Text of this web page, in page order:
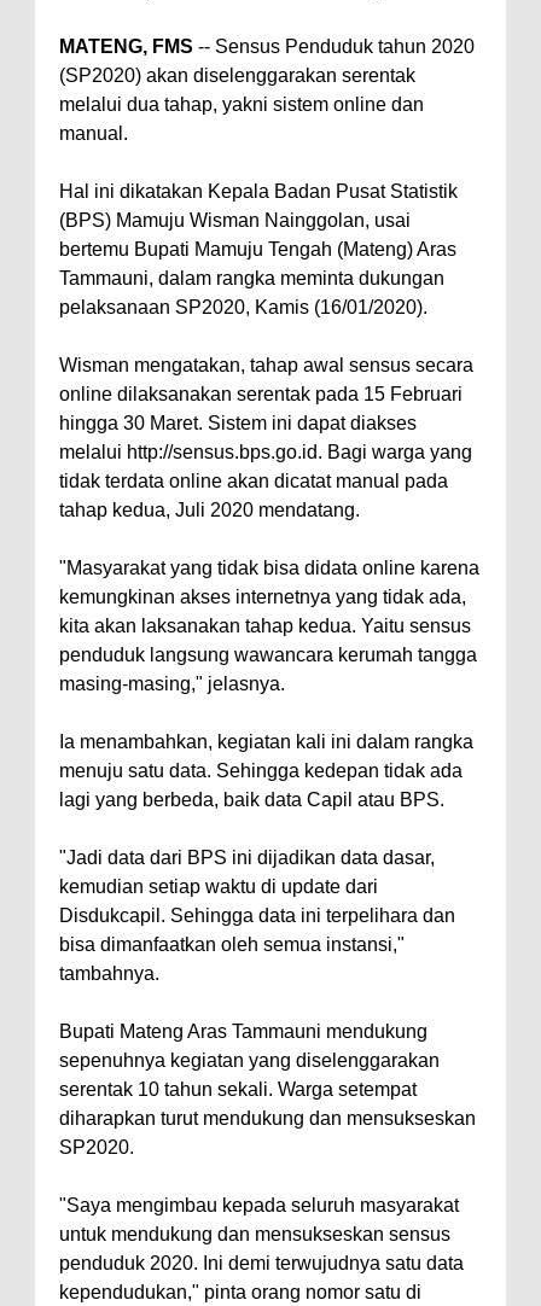
MATENG, FMS -- Sensus Penduduk tahun 2020
(SP2020) akan diselenggarakan serentak
melalui dua tahap, yakni sistem online dan
manual.
Hal ini dikatakan Kepala Badan Pusat Statistik
(BPS) Mamuju Wisman Nainggolan, usai
bertemu Bupati Mamuju Tengah (Mateng) Aras
Tammauni, dalam rangka meminta dukungan
pelaksanaan SP2020, Kamis (16/01/2020).
Wisman mengatakan, tahap awal sensus secara
online dilaksanakan serentak pada 15 Februari
hingga 30 Maret. Sistem ini dapat diakses
melalui http://sensus.bps.go.id. Bagi warga yang
tidak terdata online akan dicatat manual pada
tahap kedua, Juli 2020 mendatang.
"Masyarakat yang tidak bisa didata online karena
kemungkinan akses internetnya yang tidak ada,
kita akan laksanakan tahap kedua. Yaitu sensus
penduduk langsung wawancara kerumah tangga
masing-masing," jelasnya.
Ia menambahkan, kegiatan kali ini dalam rangka
menuju satu data. Sehingga kedepan tidak ada
lagi yang berbeda, baik data Capil atau BPS.
"Jadi data dari BPS ini dijadikan data dasar,
kemudian setiap waktu di update dari
Disdukcapil. Sehingga data ini terpelihara dan
bisa dimanfaatkan oleh semua instansi,"
tambahnya.
Bupati Mateng Aras Tammauni mendukung
sepenuhnya kegiatan yang diselenggarakan
serentak 10 tahun sekali. Warga setempat
diharapkan turut mendukung dan mensukseskan
SP2020.
"Saya mengimbau kepada seluruh masyarakat
untuk mendukung dan mensukseskan sensus
penduduk 2020. Ini demi terwujudnya satu data
kependudukan," pinta orang nomor satu di